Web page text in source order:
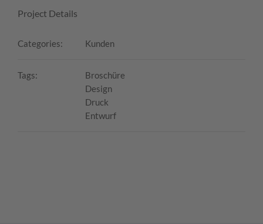
Project Details
Categories: Kunden
Tags:
Broschüre
Design
Druck
Entwurf